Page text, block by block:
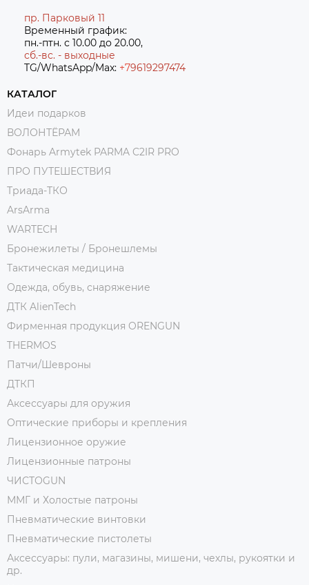
пр. Парковый 11
Временный график:
пн.-птн. с 10.00 до 20.00,
сб.-вс. - выходные
TG/WhatsApp/Max: +79619297474
КАТАЛОГ
Идеи подарков
ВОЛОНТЁРАМ
Фонарь Armytek PARMA C2IR PRO
ПРО ПУТЕШЕСТВИЯ
Триада-ТКО
ArsArma
WARTECH
Бронежилеты / Бронешлемы
Тактическая медицина
Одежда, обувь, снаряжение
ДТК AlienTech
Фирменная продукция ORENGUN
THERMOS
Патчи/Шевроны
ДТКП
Аксессуары для оружия
Оптические приборы и крепления
Лицензионное оружие
Лицензионные патроны
ЧИСТОGUN
ММГ и Холостые патроны
Пневматические винтовки
Пневматические пистолеты
Аксессуары: пули, магазины, мишени, чехлы, рукоятки и
др.